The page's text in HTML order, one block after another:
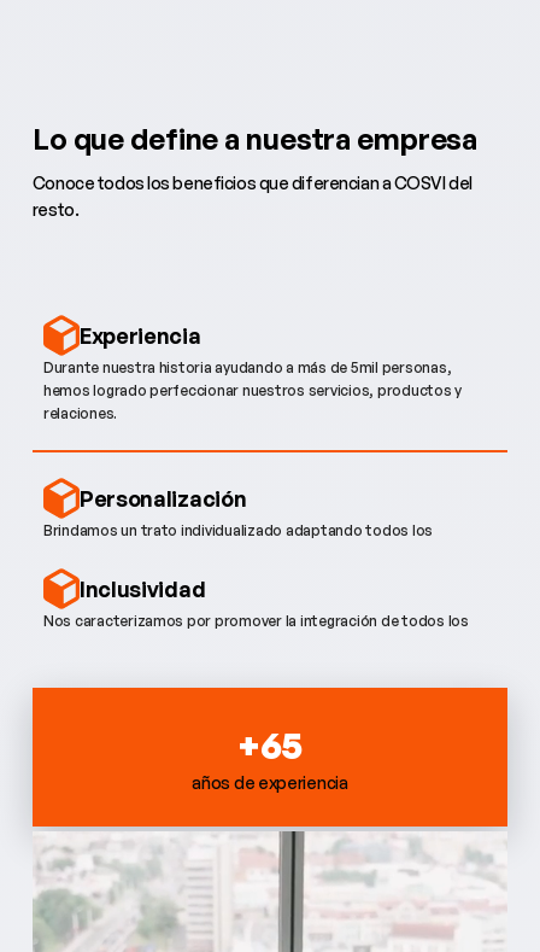
Lo que define a nuestra empresa
Conoce todos los beneficios que diferencian a COSVI del
resto.
Experiencia
Durante nuestra historia ayudando a más de 5mil personas,
hemos logrado perfeccionar nuestros servicios, productos y
relaciones.
Personalización
Brindamos un trato individualizado adaptando todos los
Inclusividad
Nos caracterizamos por promover la integración de todos los
+65
años de experiencia